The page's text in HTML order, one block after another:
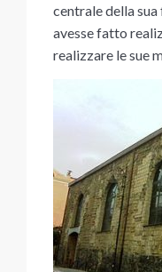
centrale della
avesse fatto
realizzare le sue